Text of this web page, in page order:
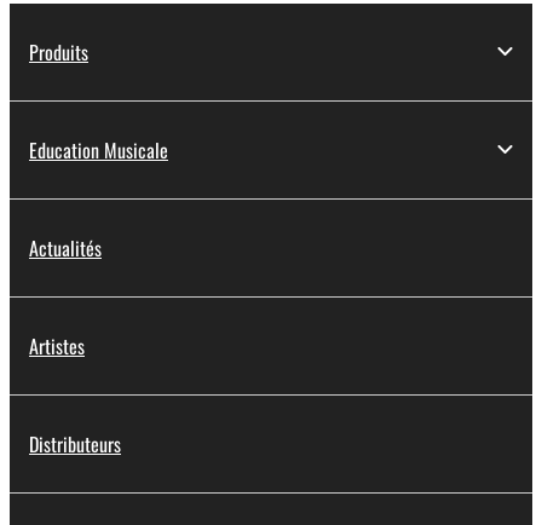
Produits
Education Musicale
Actualités
Artistes
Distributeurs